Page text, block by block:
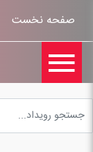
صفحه نخست
تماس با ما
